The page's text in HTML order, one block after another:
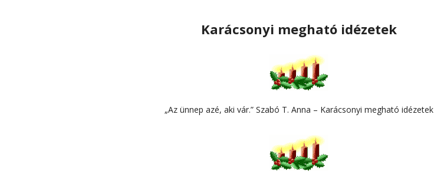
Karácsonyi megható idézetek
„Az ünnep azé, aki vár.” Szabó T. Anna – Karácsonyi megható idézetek